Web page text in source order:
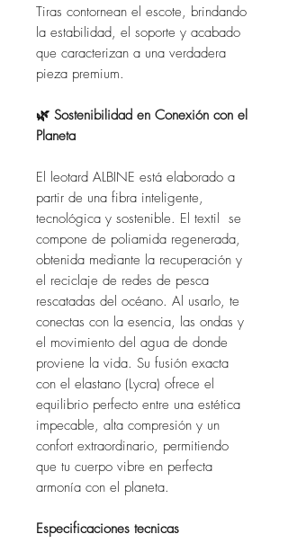
Tiras contornean el escote, brindando
la estabilidad, el soporte y acabado
que caracterizan a una verdadera
pieza premium.
🌿 Sostenibilidad en Conexión con el
Planeta
El leotard ALBINE está elaborado a
partir de una fibra inteligente,
tecnológica y sostenible. El textil se
compone de poliamida regenerada,
obtenida mediante la recuperación y
el reciclaje de redes de pesca
rescatadas del océano. Al usarlo, te
conectas con la esencia, las ondas y
el movimiento del agua de donde
proviene la vida. Su fusión exacta
con el elastano (Lycra) ofrece el
equilibrio perfecto entre una estética
impecable, alta compresión y un
confort extraordinario, permitiendo
que tu cuerpo vibre en perfecta
armonía con el planeta.
Especificaciones tecnicas